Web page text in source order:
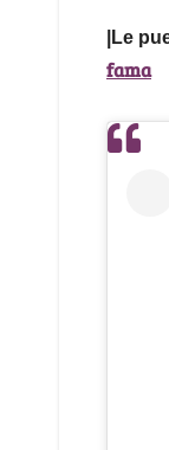
|Le
fama